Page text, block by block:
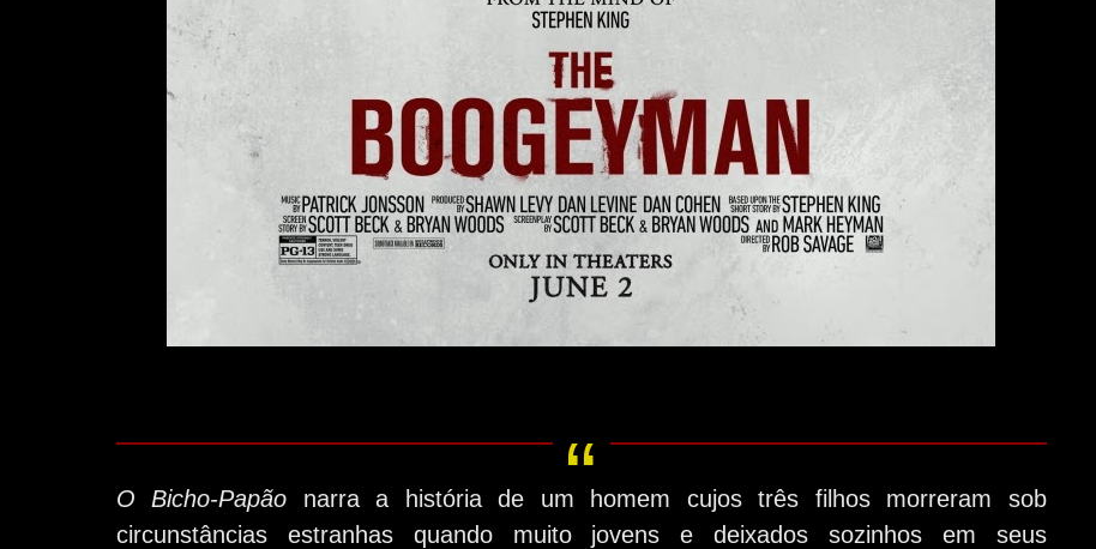
O Bicho-Papão narra a história de um homem cujos três filhos morreram sob
circunstâncias estranhas quando muito jovens e deixados sozinhos em seus